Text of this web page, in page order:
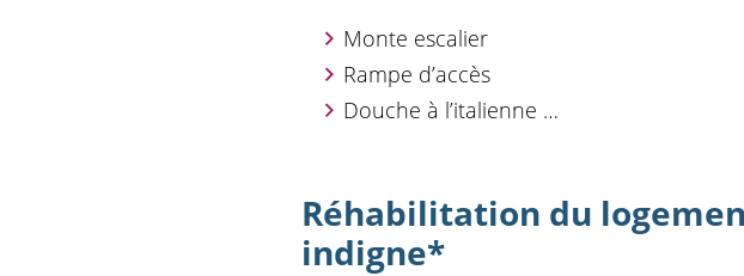
Monte escalier
Rampe d’accès
Douche à l’italienne …
Réhabilitation du
indigne*